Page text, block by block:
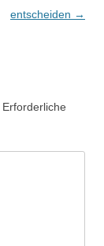
entscheiden →
Erforderliche